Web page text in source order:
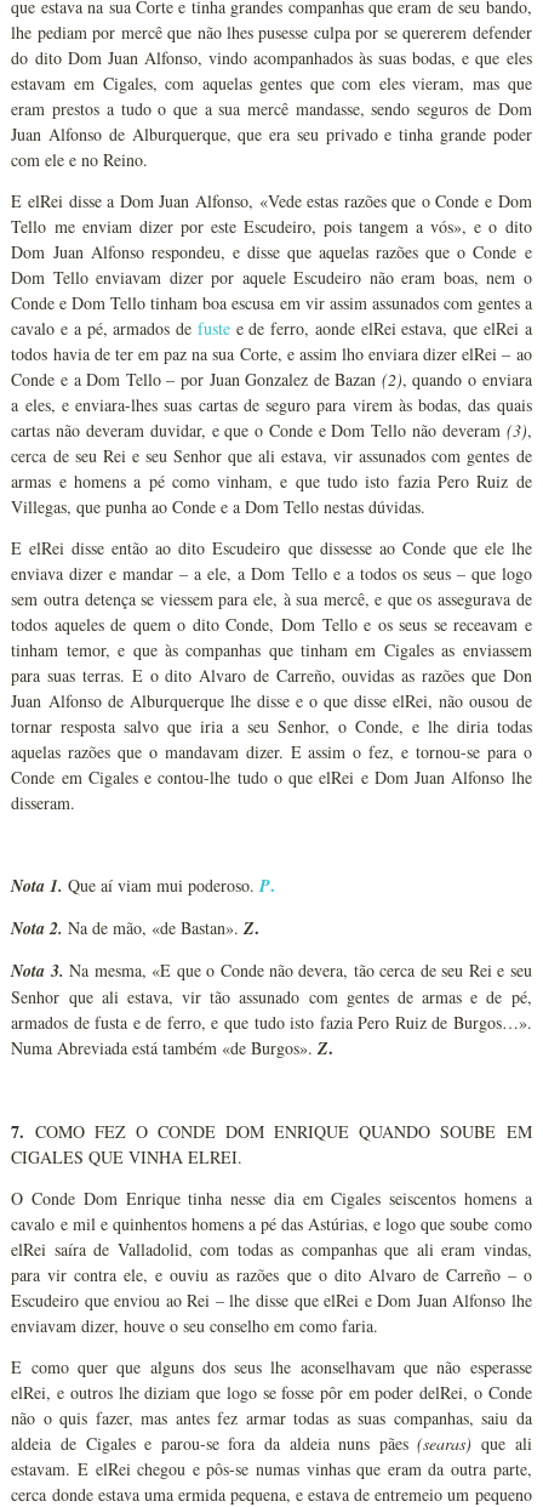
que estava na sua Corte e tinha grandes companhas que eram de seu bando,
lhe pediam por mercê que não lhes pusesse culpa por se quererem defender
do dito Dom Juan Alfonso, vindo acompanhados às suas bodas, e que eles
estavam em Cigales, com aquelas gentes que com eles vieram, mas que
eram prestos a tudo o que a sua mercê mandasse, sendo seguros de Dom
Juan Alfonso de Alburquerque, que era seu privado e tinha grande poder
com ele e no Reino.
E elRei disse a Dom Juan Alfonso, «Vede estas razões que o Conde e Dom
Tello me enviam dizer por este Escudeiro, pois tangem a vós», e o dito
Dom Juan Alfonso respondeu, e disse que aquelas razões que o Conde e
Dom Tello enviavam dizer por aquele Escudeiro não eram boas, nem o
Conde e Dom Tello tinham boa escusa em vir assim assunados com gentes a
cavalo e a pé, armados de fustee de ferro, aonde elRei estava, que elRei a
todos havia de ter em paz na sua Corte, e assim lho enviara dizer elRei – ao
Conde e a Dom Tello – por Juan Gonzalez de Bazan (2), quando o enviara
a eles, e enviara-lhes suas cartas de seguro para virem às bodas, das quais
cartas não deveram duvidar, e que o Conde e Dom Tello não deveram (3),
cerca de seu Rei e seu Senhor que ali estava, vir assunados com gentes de
armas e homens a pé como vinham, e que tudo isto fazia Pero Ruiz de
Villegas, que punha ao Conde e a Dom Tello nestas dúvidas.
E elRei disse então ao dito Escudeiro que dissesse ao Conde que ele lhe
enviava dizer e mandar – a ele, a Dom Tello e a todos os seus – que logo
sem outra detença se viessem para ele, à sua mercê, e que os assegurava de
todos aqueles de quem o dito Conde, Dom Tello e os seus se receavam e
tinham temor, e que às companhas que tinham em Cigales as enviassem
para suas terras. E o dito Alvaro de Carreño, ouvidas as razões que Don
Juan Alfonso de Alburquerque lhe disse e o que disse elRei, não ousou de
tornar resposta salvo que iria a seu Senhor, o Conde, e lhe diria todas
aquelas razões que o mandavam dizer. E assim o fez, e tornou-se para o
Conde em Cigales e contou-lhe tudo o que elRei e Dom Juan Alfonso lhe
disseram.
Nota 1. Que aí viam mui poderoso. P.
Nota 2. Na de mão, «de Bastan».Z.
Nota 3. Na mesma, «E que o Conde não devera, tão cerca de seu Rei e seu
Senhor que ali estava, vir tão assunado com gentes de armas e de pé,
armados de fusta e de ferro, e que tudo isto fazia Pero Ruiz de Burgos…».
Numa Abreviada está também «de Burgos».Z.
7. COMO FEZ O CONDE DOM ENRIQUE QUANDO SOUBE EM
CIGALES QUE VINHA ELREI.
O Conde Dom Enrique tinha nesse dia em Cigales seiscentos homens a
cavalo e mil e quinhentos homens a pé das Astúrias, e logo que soube como
elRei saíra de Valladolid, com todas as companhas que ali eram vindas,
para vir contra ele, e ouviu as razões que o dito Alvaro de Carreño – o
Escudeiro que enviou ao Rei – lhe disse que elRei e Dom Juan Alfonso lhe
enviavam dizer, houve o seu conselho em como faria.
E como quer que alguns dos seus lhe aconselhavam que não esperasse
elRei, e outros lhe diziam que logo se fosse pôr em poder delRei, o Conde
não o quis fazer, mas antes fez armar todas as suas companhas, saiu da
aldeia de Cigales e parou-se fora da aldeia nuns pães(searas) que ali
estavam. E elRei chegou e pôs-se numas vinhas que eram da outra parte,
cerca donde estava uma ermida pequena, e estava de entremeio um pequeno